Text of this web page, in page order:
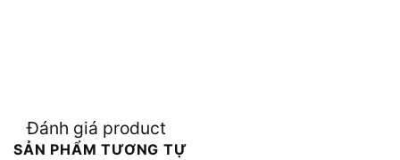
Đánh giá product
SẢN PHẨM TƯƠNG TỰ